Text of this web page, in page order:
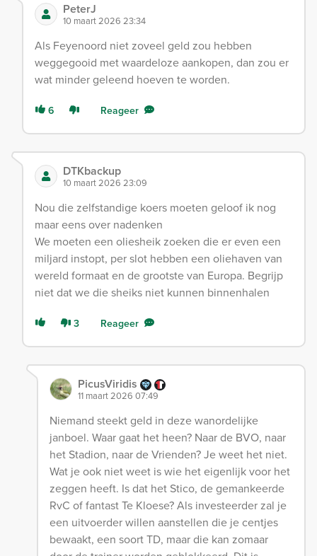
PeterJ
10 maart 2026 23:34
Als Feyenoord niet zoveel geld zou hebben
weggegooid met waardeloze aankopen, dan zou er
wat minder geleend hoeven te worden.
6 Reageer
DTKbackup
10 maart 2026 23:09
Nou die zelfstandige koers moeten geloof ik nog
maar eens over nadenken
We moeten een oliesheik zoeken die er even een
miljard instopt, per slot hebben een oliehaven van
wereld formaat en de grootste van Europa. Begrijp
niet dat we die sheiks niet kunnen binnenhalen
3 Reageer
PicusViridis
11 maart 2026 07:49
Niemand steekt geld in deze wanordelijke
janboel. Waar gaat het heen? Naar de BVO, naar
het Stadion, naar de Vrienden? Je weet het niet.
Wat je ook niet weet is wie het eigenlijk voor het
zeggen heeft. Is dat het Stico, de gemankeerde
RvC of fantast Te Kloese? Als investeerder zal je
een uitvoerder willen aanstellen die je centjes
bewaakt, een soort TD, maar die kan zomaar